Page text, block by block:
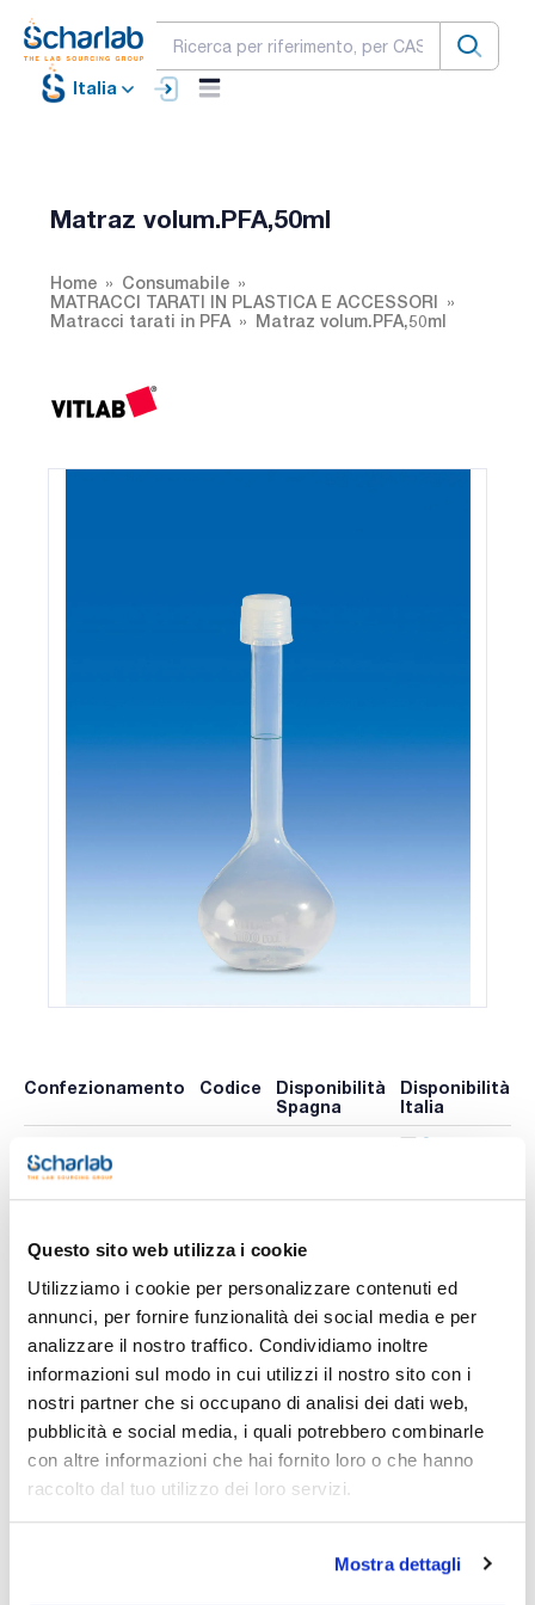
Questo sito web utilizza i cookie
Utilizziamo i cookie per personalizzare contenuti ed
annunci, per fornire funzionalità dei social media e per
analizzare il nostro traffico. Condividiamo inoltre
informazioni sul modo in cui utilizzi il nostro sito con i
nostri partner che si occupano di analisi dei dati web,
pubblicità e social media, i quali potrebbero combinarle
con altre informazioni che hai fornito loro o che hanno
raccolto dal tuo utilizzo dei loro servizi.
Mostra dettagli
Italia
Matraz volum.PFA,50ml
Home
Consumabile
MATRACCI TARATI IN PLASTICA E ACCESSORI
Matracci tarati in PFA
Matraz volum.PFA,50ml
Confezionamento Codice
Disponibilità
Spagna
Disponibilità
Italia
x u.
0 -
Stampa pagina prodotto
Caratteristiche
Capacity (ml) : 50
Height (mm) : 150
Thread : GL 18
Matracci tarati in PFA.
Tolleranze di classe secondo DIN EN ISO 1042.
Matracci a elevata trasparenza con segni anulari calibrati
individualmente; il tappo a vite ermetico previene la
contaminazione dall'esterno. Resistente alle alte
temperature e agli attacchi chimici.
non altera in modo permanente i limiti di tolleranza. La pulizia
a temperature superiori a 60 °C può danneggiare le
Vedi di più
Documentazione tecnica